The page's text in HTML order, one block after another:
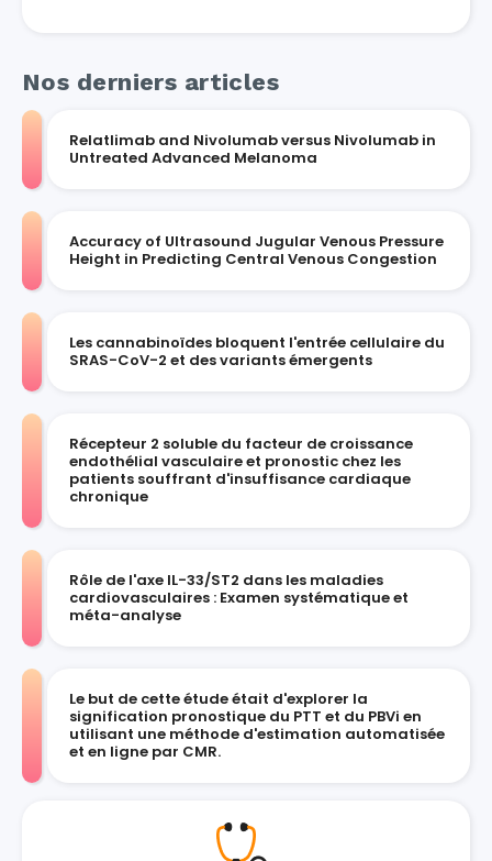
Nos derniers articles
Relatlimab and Nivolumab versus Nivolumab in
Untreated Advanced Melanoma
Accuracy of Ultrasound Jugular Venous Pressure
Height in Predicting Central Venous Congestion
Les cannabinoïdes bloquent l'entrée cellulaire du
SRAS-CoV-2 et des variants émergents
Récepteur 2 soluble du facteur de croissance
endothélial vasculaire et pronostic chez les
patients souffrant d'insuffisance cardiaque
chronique
Rôle de l'axe IL-33/ST2 dans les maladies
cardiovasculaires : Examen systématique et
méta-analyse
Le but de cette étude était d'explorer la
signification pronostique du PTT et du PBVi en
utilisant une méthode d'estimation automatisée
et en ligne par CMR.